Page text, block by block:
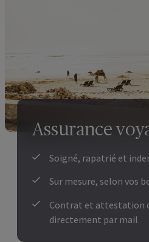
Assurance
Soigné, rapatrié et
Sur mesure, selon vos
Contrat et attestation
directement par mail